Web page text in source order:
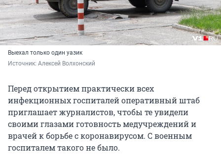
Выехал только один уазик
Источник: Алексей Волхонский
Перед открытием практически всех
инфекционных госпиталей оперативный штаб
приглашает журналистов, чтобы те увидели
своими глазами готовность медучреждений и
врачей к борьбе с коронавирусом. С военным
госпиталем такого не было.